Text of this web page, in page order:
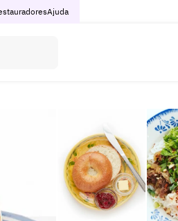
Ajuda